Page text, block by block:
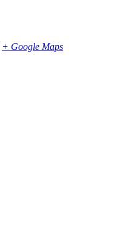
+ Google Maps